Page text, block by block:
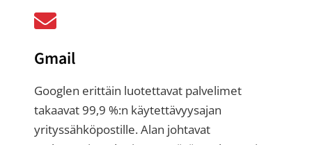
Gmail
Googlen erittäin luotettavat palvelimet
takaavat 99,9 %:n käytettävyysajan
yrityssähköpostille. Alan johtavat